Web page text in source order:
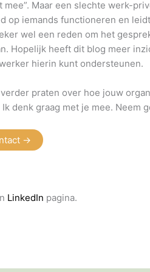
mee”. Maar een slechte werk-
op iemands functioneren en
wel een reden om het
Hopelijk heeft dit blog meer
hierin kunt ondersteunen.
praten over hoe jouw
Ik denk graag met je mee. Neem
->
LinkedIn pagina.